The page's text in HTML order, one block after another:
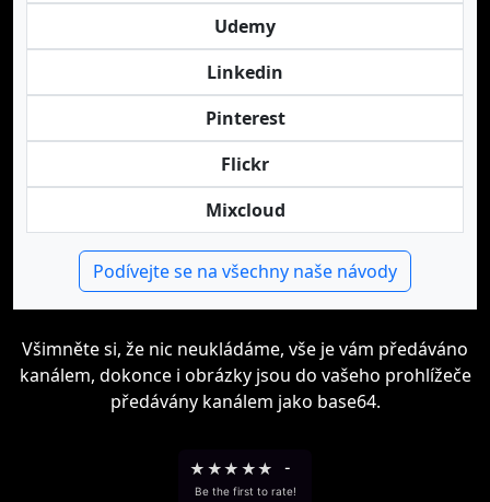
Udemy
Linkedin
Pinterest
Flickr
Mixcloud
Podívejte se na všechny naše návody
Všimněte si, že nic neukládáme, vše je vám předáváno
kanálem, dokonce i obrázky jsou do vašeho prohlížeče
předávány kanálem jako base64.
★ ★★ ★★ -
Be the first to rate!